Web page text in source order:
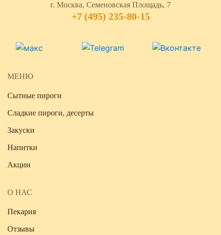
г. Москва, Семеновская Площадь, 7
+7 (495) 235-80-15
МЕНЮ
Сытные пироги
Сладкие пироги, десерты
Закуски
Напитки
Акции
О НАС
Пекарня
Отзывы